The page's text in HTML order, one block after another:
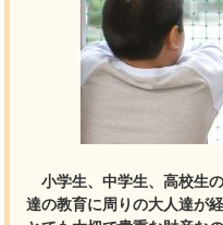
小学生、中学生、高校生
達の教育に周りの大人達が